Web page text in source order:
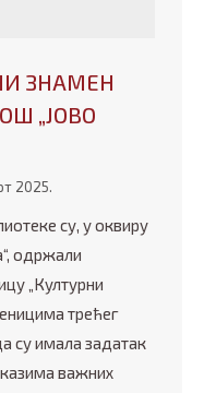
ЗНАМЕН
„ЈОВО
2025.
су, у оквиру
одржали
„Културни
трећег
су имала задатак
важних